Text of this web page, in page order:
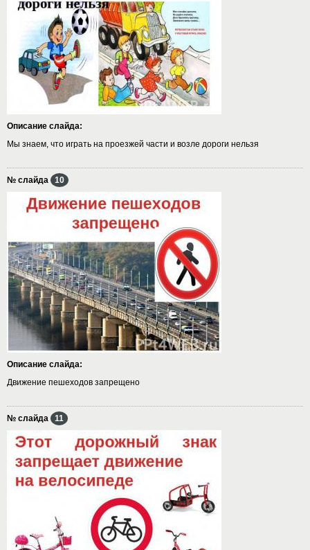
Описание слайда:
Мы знаем, что играть на проезжей части и возле дороги нельзя
№ слайда 10
Описание слайда:
Движение пешеходов запрещено
№ слайда 11